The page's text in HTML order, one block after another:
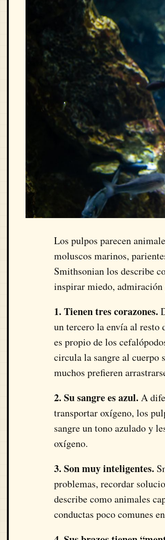
Los pulpos parecen
moluscos marinos,
Smithsonian los describe
inspirar miedo, admiración
1. Tienen tres corazones.
un tercero la envía al resto
es propio de los
circula la sangre al cuerpo
muchos prefieren
2. Su sangre es azul. A
transportar oxígeno, los
sangre un tono azulado y
oxígeno.
3. Son muy inteligentes.
problemas, recordar
describe como animales
conductas poco comunes